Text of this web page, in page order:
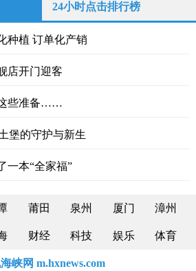
24小时点击排行榜
种植 订单化产销
店开门迎客
些准备……
堡的守护与新生
一本“全家福”
莆田 泉州 厦门 漳州
财经 科技 娱乐 体育
峡网 m.hxnews.com